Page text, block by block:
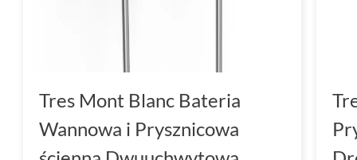
Tres Mont Blanc Bateria
Wannowa i Prysznicowa